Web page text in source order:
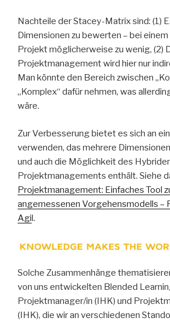
Nachteile der Stacey-Matrix sind: (1)
Dimensionen zu bewerten – bei
Projekt möglicherweise zu wenig, (2)
Projektmanagement wird hier nur
Man könnte den Bereich zwischen
„Komplex“ dafür nehmen, was
wäre.
Zur Verbesserung bietet es sich an ein
verwenden, das mehrere
und auch die Möglichkeit des
Projektmanagements enthält. Siehe
Projektmanagement: Einfaches Tool
angemessenen Vorgehensmodells –
Agil.
Solche Zusammenhänge
von uns entwickelten Blended
Projektmanager/in (IHK) und
(IHK), die wir an verschiedenen